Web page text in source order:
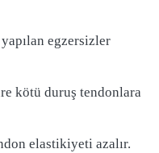
egzersizler
kötü duruş tendonlara
elastikiyeti azalır.